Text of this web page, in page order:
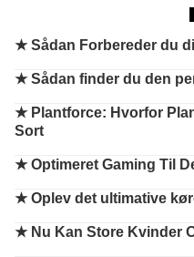
★Sådan Forbereder du
★Sådan finder du den
★ Plantforce: Hvorfor
Sort
★Optimeret Gaming Til
★Oplev det ultimative
★ Nu Kan Store Kvinder